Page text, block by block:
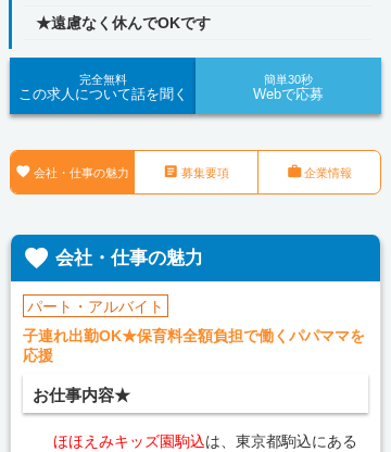
★遠慮なく休んでOKです
完全無料
この求人について話を聞く
簡単30秒
Webで応募
 会社・仕事の魅力  募集要項 企業情報
 会社・仕事の魅力
パート・アルバイト
子連れ出勤OK★保育料全額負担で働くパパママを
応援
お仕事内容★
ほほえみキッズ園駒込は、東京都駒込にある